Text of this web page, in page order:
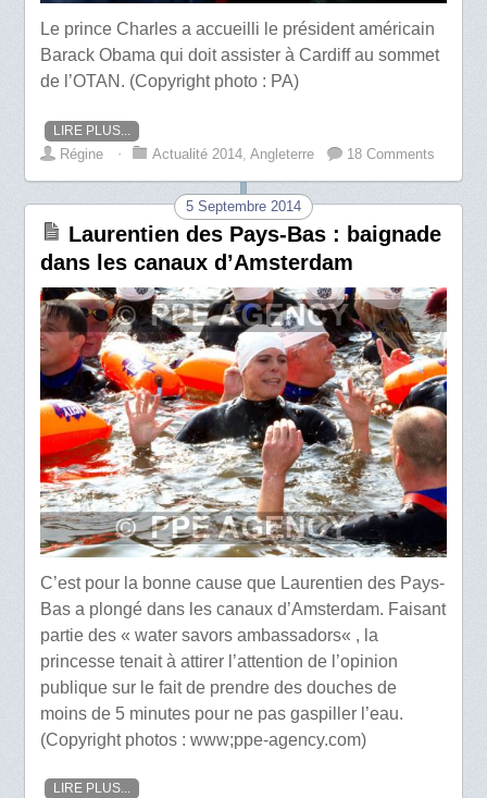
Le prince Charles a accueilli le président américain
Barack Obama qui doit assister à Cardiff au sommet
de l’OTAN. (Copyright photo : PA)
LIRE PLUS...
Régine ⋅ Actualité 2014 ,Angleterre 18 Comments
5 Septembre 2014
Laurentien des Pays-Bas : baignade
dans les canaux d’Amsterdam
C’est pour la bonne cause que Laurentien des Pays-
Bas a plongé dans les canaux d’Amsterdam. Faisant
partie des « water savors ambassadors« , la
princesse tenait à attirer l’attention de l’opinion
publique sur le fait de prendre des douches de
moins de 5 minutes pour ne pas gaspiller l’eau.
(Copyright photos : www;ppe-agency.com)
LIRE PLUS...